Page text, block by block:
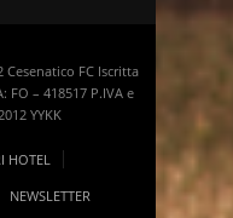
Cesenatico FC Iscritta
FO – 418517 P.IVA e
YYKK
HOTEL
NEWSLETTER